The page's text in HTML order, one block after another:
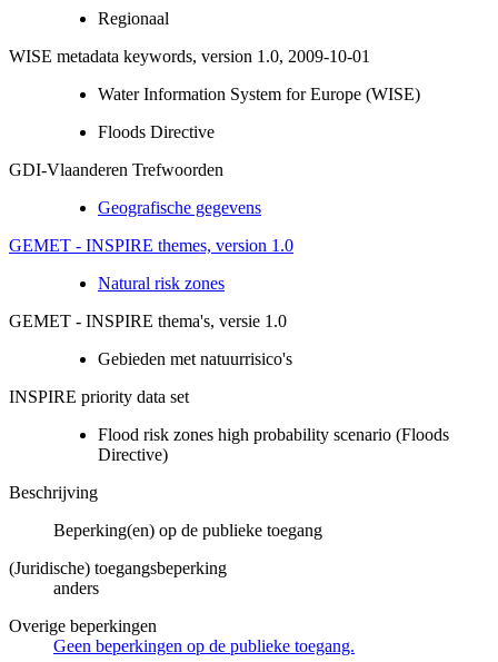
Regionaal
WISE metadata keywords, version 1.0, 2009-10-01
Water Information System for Europe (WISE)
Floods Directive
GDI-Vlaanderen Trefwoorden
Geografische gegevens
GEMET - INSPIRE themes, version 1.0
Natural risk zones
GEMET - INSPIRE thema's, versie 1.0
Gebieden met natuurrisico's
INSPIRE priority data set
Flood risk zones high probability scenario (Floods
Directive)
Beschrijving
Beperking(en) op de publieke toegang
(Juridische) toegangsbeperking
anders
Overige beperkingen
Geen beperkingen op de publieke toegang.